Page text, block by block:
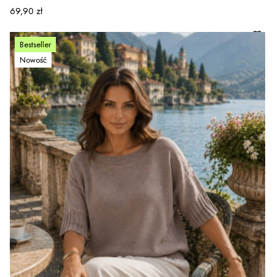
Cena
69,90 zł
Bestseller
Nowość